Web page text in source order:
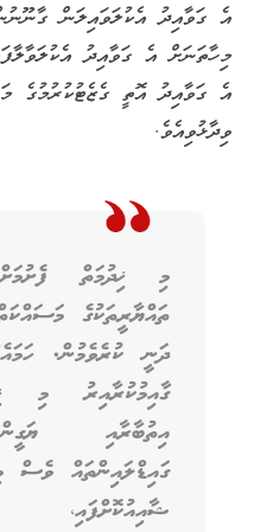
އެ ގަވާއިދު އެކުލަވައިލަން
މިހާތަނަށް އެ ގަވާއިދު
އެ ގަވާއިދު އޮތީ ގެޒެޓުކުރުމުގެ
ވިދާޅުވިއެވެ.
މި ޚިދުމަތް
ތައްޔާރީތަކުގެ
ދަނީ ކުރެވެމުން.
ގާއިމުކުރާއިރު މި
އިތުބާރާއި
ގައިޑްލައިންތައް ވެސް
ޝާއިއުކޮށްފައި،